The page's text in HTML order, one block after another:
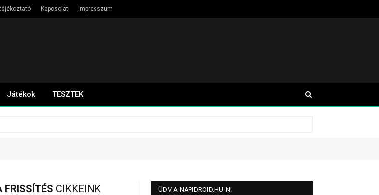
Kapcsolat Impresszum
Játékok TESZTEK
FRISSÍTÉS CIKKEINK ÜDV A NAPIDROID.HU-N!